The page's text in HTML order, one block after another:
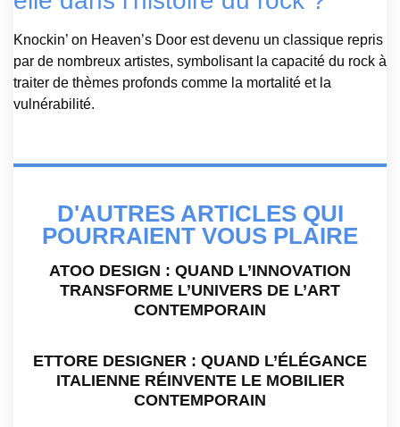
Knockin’ on Heaven’s Door est devenu un classique repris
par de nombreux artistes, symbolisant la capacité du rock à
traiter de thèmes profonds comme la mortalité et la
vulnérabilité.
D'AUTRES ARTICLES QUI
POURRAIENT VOUS PLAIRE
ATOO DESIGN : QUAND L’INNOVATION
TRANSFORME L’UNIVERS DE L’ART
CONTEMPORAIN
ETTORE DESIGNER : QUAND L’ÉLÉGANCE
ITALIENNE RÉINVENTE LE MOBILIER
CONTEMPORAIN